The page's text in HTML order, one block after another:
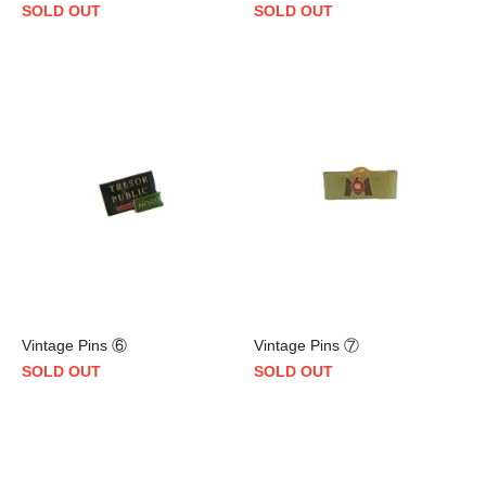
SOLD OUT
SOLD OUT
Vintage Pins ⑥
SOLD OUT
Vintage Pins ⑦
SOLD OUT